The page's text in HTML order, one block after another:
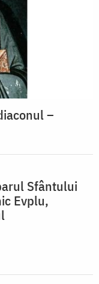
–
Sfântului
Evplu,